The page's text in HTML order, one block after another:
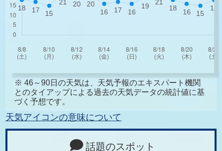
※ 46～90日の天気は、天気予報のエキスパート機関
とのタイアップによる過去の天気データの統計値に基
づく予想です。
天気アイコンの意味について
話題のスポット